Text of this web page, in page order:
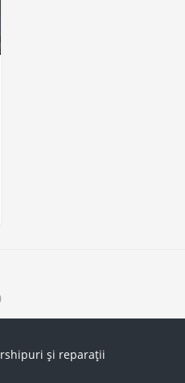
și reparații